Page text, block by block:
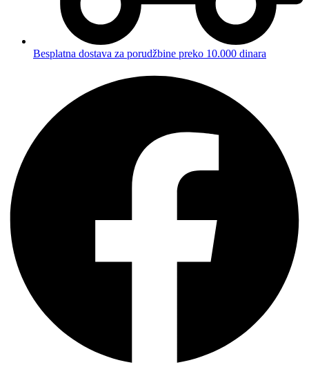
Besplatna dostava za porudžbine preko 10.000 dinara